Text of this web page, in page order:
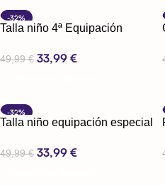
-32%
Talla niño 4ª Equipación
49,99€ 33,99 €
-32%
Talla niño equipación especial
49,99€ 33,99 €